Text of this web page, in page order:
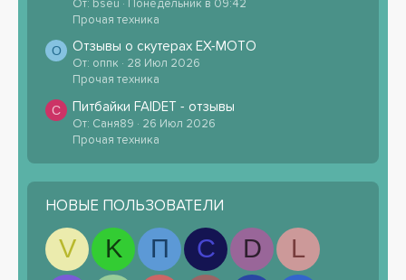
От: bseu
Понедельник в 09:42
Прочая техника
О Отзывы о скутерах EX-MOTO
От: оппк
28 Июл 2026
Прочая техника
С Питбайки FAIDET - отзывы
От: Саня89
26 Июл 2026
Прочая техника
НОВЫЕ ПОЛЬЗОВАТЕЛИ
V K П С D
L